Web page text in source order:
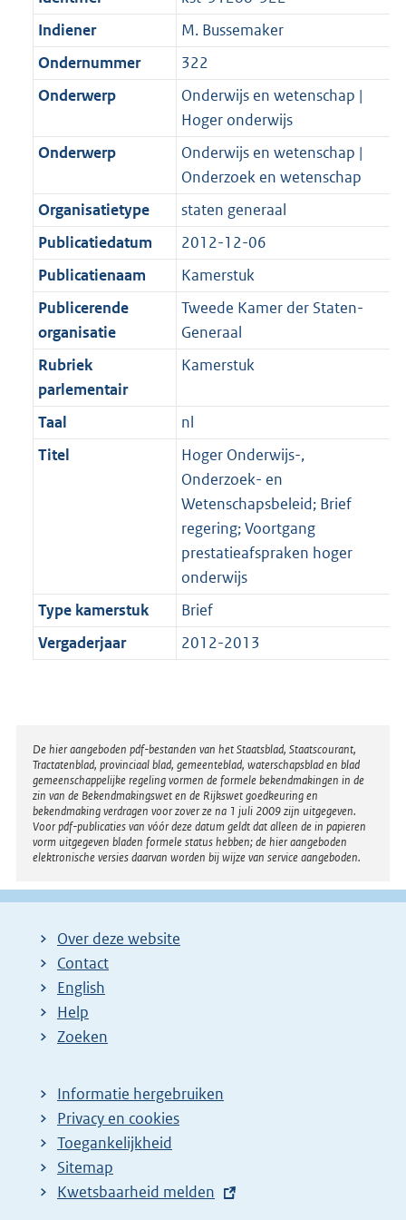
Indiener
M. Bussemaker
Ondernummer
322
Onderwerp
Onderwijs en wetenschap |
Hoger onderwijs
Onderwerp
Onderwijs en wetenschap |
Onderzoek en wetenschap
Organisatietype
staten generaal
Publicatiedatum
2012-12-06
Publicatienaam
Kamerstuk
Publicerende
organisatie
Tweede Kamer der Staten-
Generaal
Rubriek
parlementair
Kamerstuk
Taal
nl
Titel
Hoger Onderwijs-,
Onderzoek- en
Wetenschapsbeleid; Brief
regering; Voortgang
prestatieafspraken hoger
onderwijs
Type kamerstuk
Brief
Vergaderjaar
2012-2013
Disclaimer
De hier aangeboden pdf-bestanden van het Staatsblad, Staatscourant,
Tractatenblad, provinciaal blad, gemeenteblad, waterschapsblad en blad
gemeenschappelijke regeling vormen de formele bekendmakingen in de
zin van de Bekendmakingswet en de Rijkswet goedkeuring en
bekendmaking verdragen voor zover ze na 1 juli 2009 zijn uitgegeven.
Voor pdf-publicaties van vóór deze datum geldt dat alleen de in papieren
vorm uitgegeven bladen formele status hebben; de hier aangeboden
elektronische versies daarvan worden bij wijze van service aangeboden.
Over deze website
Contact
English
Help
Zoeken
Informatie hergebruiken
Privacy en cookies
Toegankelijkheid
Sitemap
E
Kwetsbaarheid melden